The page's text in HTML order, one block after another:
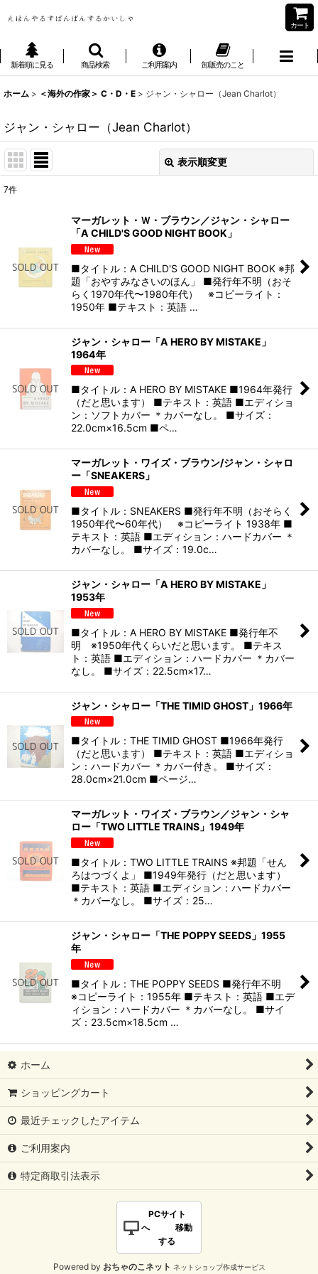
カート
新着順に見る 商品検索 ご利用案内 卸販売のこと
ホーム > ＜海外の作家＞ C・D・E > ジャン・シャロー（Jean Charlot）
ジャン・シャロー（Jean Charlot）
表示順変更
絞り込む
7件
マーガレット・Ｗ・ブラウン／ジャン・シャロー
「A CHILD'S GOOD NIGHT BOOK」
■タイトル：A CHILD'S GOOD NIGHT BOOK ※邦
題「おやすみなさいのほん」 ■発行年不明（おそ
らく1970年代〜1980年代） ※コピーライト：
1950年 ■テキスト：英語 …
ジャン・シャロー「A HERO BY MISTAKE」
1964年
■タイトル：A HERO BY MISTAKE ■1964年発行
（だと思います） ■テキスト：英語 ■エディショ
ン：ソフトカバー ＊カバーなし。 ■サイズ：
22.0cm×16.5cm ■ペ…
マーガレット・ワイズ・ブラウン/ジャン・シャロ
ー「SNEAKERS」
■タイトル：SNEAKERS ■発行年不明（おそらく
1950年代〜60年代） ※コピーライト 1938年 ■
テキスト：英語 ■エディション：ハードカバー ＊
カバーなし。 ■サイズ：19.0c…
ジャン・シャロー「A HERO BY MISTAKE」
1953年
■タイトル：A HERO BY MISTAKE ■発行年不
明 ※1950年代くらいだと思います。 ■テキス
ト：英語 ■エディション：ハードカバー ＊カバー
なし。 ■サイズ：22.5cm×17…
ジャン・シャロー「THE TIMID GHOST」1966年
■タイトル：THE TIMID GHOST ■1966年発行
（だと思います） ■テキスト：英語 ■エディショ
ン：ハードカバー ＊カバー付き。 ■サイズ：
28.0cm×21.0cm ■ページ…
マーガレット・ワイズ・ブラウン／ジャン・シャ
ロー「TWO LITTLE TRAINS」1949年
■タイトル：TWO LITTLE TRAINS ※邦題「せん
ろはつづくよ」 ■1949年発行（だと思います）
■テキスト：英語 ■エディション：ハードカバー
＊カバーなし。 ■サイズ：25…
ジャン・シャロー「THE POPPY SEEDS」1955
年
■タイトル：THE POPPY SEEDS ■発行年不明
※コピーライト：1955年 ■テキスト：英語 ■エデ
ィション：ハードカバー ＊カバーなし。 ■サイ
ズ：23.5cm×18.5cm …
ホーム
ショッピングカート
最近チェックしたアイテム
ご利用案内
特定商取引法表示
PCサイト
へ 移動
する
Powered by おちゃのこネット ネットショップ作成サービス